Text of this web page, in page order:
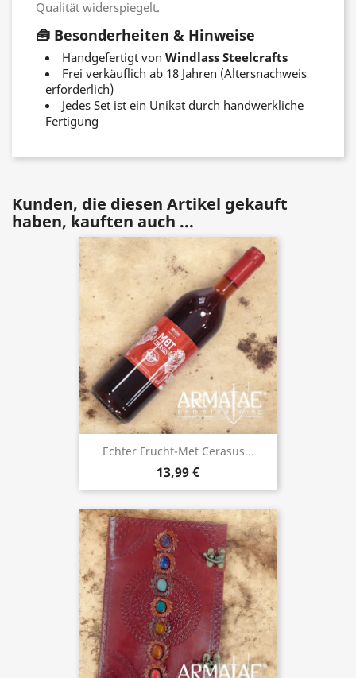
Qualität widerspiegelt.
🧰 Besonderheiten & Hinweise
Handgefertigt von Windlass Steelcrafts
Frei verkäuflich ab 18 Jahren (Altersnachweis
erforderlich)
Jedes Set ist ein Unikat durch handwerkliche
Fertigung
Kunden, die diesen Artikel gekauft
haben, kauften auch ...
Echter Frucht-Met Cerasus...
13,99 €